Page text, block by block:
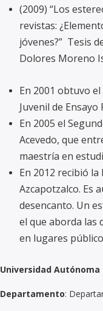
(2009) “Los
revistas:
jóvenes?” Tesis
Dolores Moreno
En 2001 obtuvo
Juvenil de
En 2005 el
Acevedo, que
maestría en
En 2012 recibió
Azcapotzalco. Es
desencanto. Un
el que aborda las
en lugares
Universidad
Departamento: